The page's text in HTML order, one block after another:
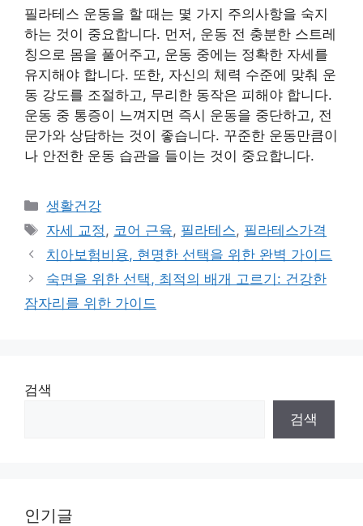
필라테스 운동을 할 때는 몇 가지 주의사항을 숙지
하는 것이 중요합니다. 먼저, 운동 전 충분한 스트레
칭으로 몸을 풀어주고, 운동 중에는 정확한 자세를
유지해야 합니다. 또한, 자신의 체력 수준에 맞춰 운
동 강도를 조절하고, 무리한 동작은 피해야 합니다.
운동 중 통증이 느껴지면 즉시 운동을 중단하고, 전
문가와 상담하는 것이 좋습니다. 꾸준한 운동만큼이
나 안전한 운동 습관을 들이는 것이 중요합니다.
Categories
생활건강
Tags
자세 교정 , 코어 근육, 필라테스, 필라테스가격
치아보험비용, 현명한 선택을 위한 완벽 가이드
숙면을 위한 선택, 최적의 배개 고르기: 건강한
잠자리를 위한 가이드
검색
검색
인기글